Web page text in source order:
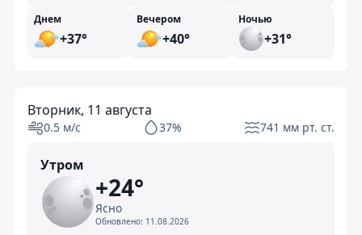
Днем
+37°
Вечером
+40°
Ночью
+31°
Вторник, 11 августа
0.5 м/с 37% 741 мм рт. ст.
Утром
+24°
Ясно
Обновлено: 11.08.2026